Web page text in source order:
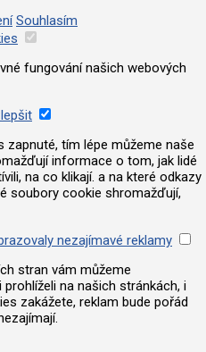
Souhlasím
fungování našich webových
tím lépe můžeme naše
informace o tom, jak lidé
na co klikají. a na které odkazy
soubory cookie shromažďují,
nezajímavé reklamy
stran vám můžeme
na našich stránkách, i
zakážete, reklam bude pořád